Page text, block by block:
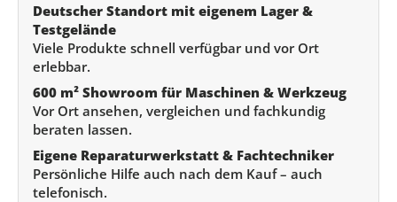
Deutscher Standort mit eigenem Lager &
Testgelände
Viele Produkte schnell verfügbar und vor Ort
erlebbar.
600 m² Showroom für Maschinen & Werkzeug
Vor Ort ansehen, vergleichen und fachkundig
beraten lassen.
Eigene Reparaturwerkstatt & Fachtechniker
Persönliche Hilfe auch nach dem Kauf – auch
telefonisch.